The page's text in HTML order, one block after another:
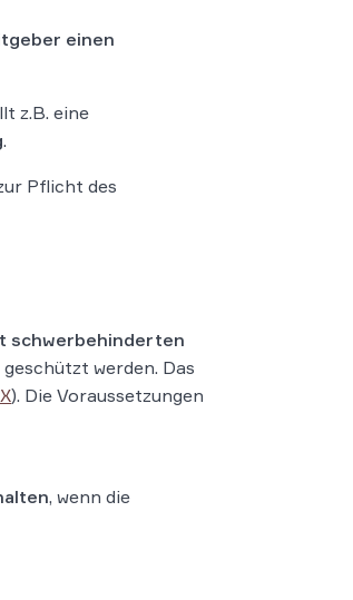
einen
z.B. eine
.
Pflicht des
schwerbehinderten
werden. Das
). Die Voraussetzungen
, wenn die